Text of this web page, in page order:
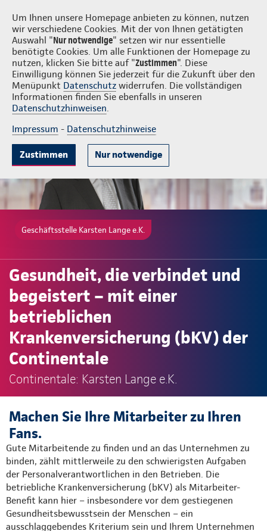
Um Ihnen unsere Homepage anbieten zu können, nutzen
wir verschiedene Cookies. Mit der von Ihnen getätigten
Auswahl "Nur notwendige" setzen wir nur essentielle
benötigte Cookies. Um alle Funktionen der Homepage zu
nutzen, klicken Sie bitte auf "Zustimmen". Diese
Einwilligung können Sie jederzeit für die Zukunft über den
Menüpunkt Datenschutz widerrufen. Die vollständigen
Informationen finden Sie ebenfalls in unseren
Datenschutzhinweisen.
Impressum - Datenschutzhinweise
Zustimmen Nur notwendige
Karsten Lange e.K. Login
Gute Gründe Tarife & Leistungen Wissenswertes Beratung &
Geschäftsstelle Karsten Lange e.K.
Gesundheit, die verbindet und
begeistert – mit einer
betrieblichen
Krankenversicherung (bKV) der
Continentale
Continentale: Karsten Lange e.K.
Machen Sie Ihre Mitarbeiter zu Ihren
Fans.
Gute Mitarbeitende zu finden und an das Unternehmen zu
binden, zählt mittlerweile zu den schwierigsten Aufgaben
der Personalverantwortlichen in den Betrieben. Die
betriebliche Krankenversicherung (bKV) als Mitarbeiter-
Benefit kann hier – insbesondere vor dem gestiegenen
Gesundheitsbewusstsein der Menschen – ein
ausschlaggebendes Kriterium sein und Ihrem Unternehmen